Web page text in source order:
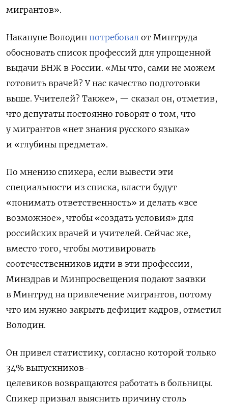
мигрантов».
Накануне Володин потребовал от Минтруда
обосновать список профессий для упрощенной
выдачи ВНЖ в России. «Мы что, сами не можем
готовить врачей? У нас качество подготовки
выше. Учителей? Также», — сказал он, отметив,
что депутаты постоянно говорят о том, что
у мигрантов «нет знания русского языка»
и «глубины предмета».
По мнению спикера, если вывести эти
специальности из списка, власти будут
«понимать ответственность» и делать «все
возможное», чтобы «создать условия» для
российских врачей и учителей. Сейчас же,
вместо того, чтобы мотивировать
соотечественников идти в эти профессии,
Минздрав и Минпросвещения подают заявки
в Минтруд на привлечение мигрантов, потому
что им нужно закрыть дефицит кадров, отметил
Володин.
Он привел статистику, согласно которой только
34% выпускников-
целевиков возвращаются работать в больницы.
Спикер призвал выяснить причину столь